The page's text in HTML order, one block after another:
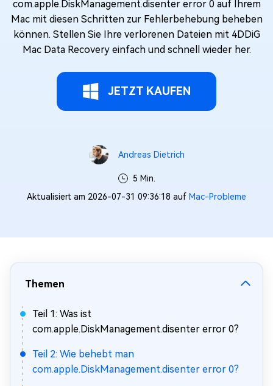
com.apple.DiskManagement.disenter error 0 auf Ihrem
Mac mit diesen Schritten zur Fehlerbehebung beheben
können. Stellen Sie Ihre verlorenen Dateien mit 4DDiG
Mac Data Recovery einfach und schnell wieder her.
JETZT KAUFEN
Andreas Dietrich
5 Min.
Aktualisiert am 2026-07-31 09:36:18 auf Mac-Probleme
Themen
Teil 1: Was ist
com.apple.DiskManagement.disenter error 0?
Teil 2: Wie behebt man
com.apple.DiskManagement.disenter error 0?